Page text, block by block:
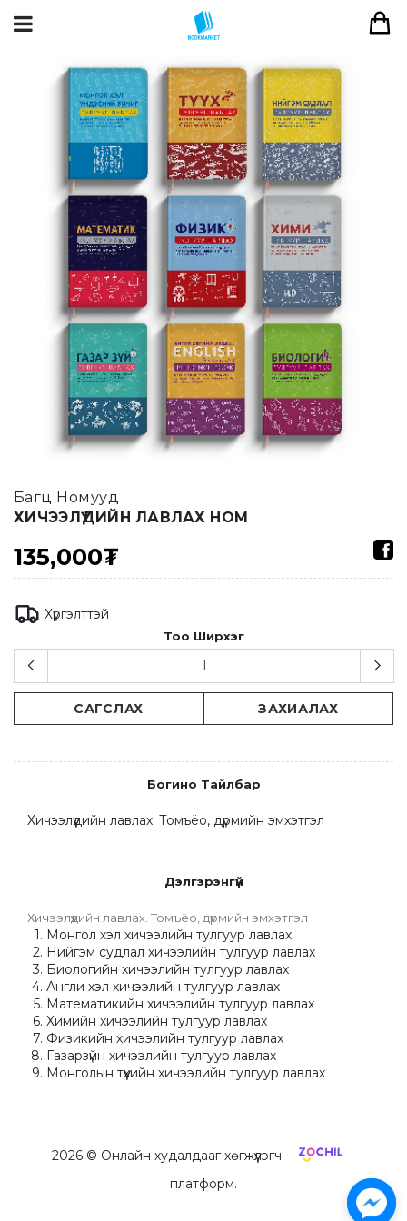
Багц Номууд
ХИЧЭЭЛҮҮДИЙН ЛАВЛАХ НОМ
135,000₮
Хүргэлттэй
Тоо Ширхэг
САГСЛАХ ЗАХИАЛАХ
Богино Тайлбар
Хичээлүүдийн лавлах. Томъёо, дүрмийн эмхэтгэл
Дэлгэрэнгүй
Хичээлүүдийн лавлах. Томъёо, дүрмийн эмхэтгэл
Монгол хэл хичээлийн тулгуур лавлах
Нийгэм судлал хичээлийн тулгуур лавлах
Биологийн хичээлийн тулгуур лавлах
Англи хэл хичээлийн тулгуур лавлах
Математикийн хичээлийн тулгуур лавлах
Химийн хичээлийн тулгуур лавлах
Физикийн хичээлийн тулгуур лавлах
Газарзүйн хичээлийн тулгуур лавлах
Монголын түүхийн хичээлийн тулгуур лавлах
2026© Онлайн худалдааг хөгжүүлэгч
платформ.